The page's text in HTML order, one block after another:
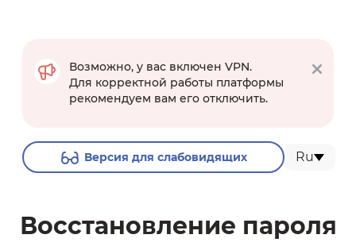
Версия для слабовидящих Ru
Возможно, у вас включен VPN.
Для корректной работы платформы
рекомендуем вам его отключить.
Восстановление пароля